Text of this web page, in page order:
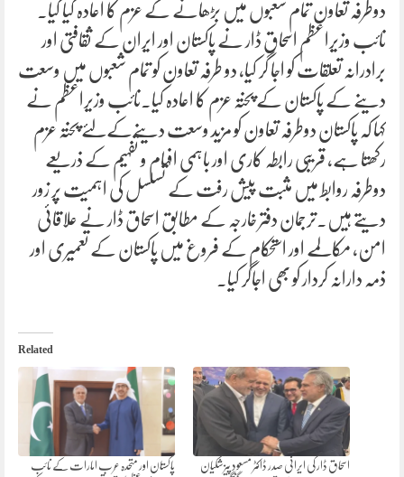
دوطرفہ تعاون تمام شعبوں میں بڑھانے کے عزم کا اعادہ کیا گیا۔
نائب وزیراعظم اسحاق ڈار نے پاکستان اور ایران کے ثقافتی اور
برادرانہ تعلقات کو اجا گر کیا، دو طرفہ تعاون کو تمام شعبوں میں وسعت
دینے کے پاکستان کے پختہ عزم کا اعادہ کیا۔نائب وزیراعظم نے
کہا کہ پاکستان دوطرفہ تعاون کو مزید وسعت دینےکےلئے پختہ عزم
رکھتا ہے، قریبی رابطہ کاری اور باہمی افہام و تفہیم کے ذریعے
دوطرفہ روابط میں مثبت پیش رفت کے تسلسل کی اہمیت پر زور
دیتے ہیں۔ترجمان دفتر خارجہ کے مطابق اسحاق ڈار نے علاقائی
امن، مکالمے اور استحکام کے فروغ میں پاکستان کے تعمیری اور
ذمہ دارانہ کردار کو بھی اجاگر کیا۔
Related
پاکستان اور متحدہ عرب امارات کے نائب
اسحاق ڈار کی ایرانی صدر ڈاکٹر مسعود پیزشکیان